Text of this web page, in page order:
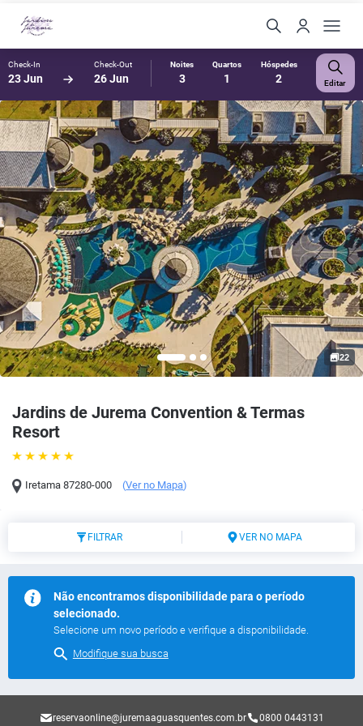
Check-In
23 Jun
Check-Out
26 Jun
Noites
3
Quartos
1
Hóspedes
2 Editar
Jardins de Jurema Convention & Termas
Resort
Iretama 87280-000 (Ver no Mapa)
22
FILTRAR VER NO MAPA
Não encontramos disponibilidade para o período
selecionado.
Selecione um novo período e verifique a disponibilidade.
Modifique sua busca
reservaonline@juremaaguasquentes.com.br 0800 0443131